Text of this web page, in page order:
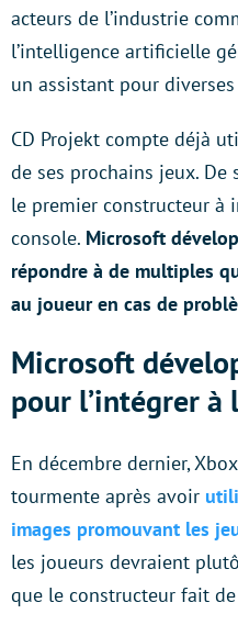
acteurs de l’industrie
l’intelligence artificielle
un assistant pour diverses
CD Projekt compte déjà
de ses prochains jeux.
le premier constructeur à
console. Microsoft
répondre à de multiples
au joueur en cas de
Microsoft
pour l’intégrer à
En décembre dernier,
tourmente après avoir
images promouvant les
les joueurs devraient
que le constructeur fait